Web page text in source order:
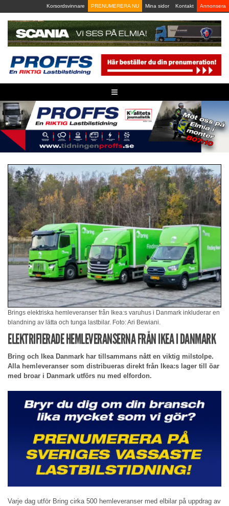
to
content
Korsordsvinnare PRENUMERERA NU Mina sidor Kontakt Annonsera
≡
Brings elektriska hemleveranser från Ikea:s varuhus i Danmark inkluderar en
blandning av lätta och tunga lastbilar. Foto: Ari Bewiani.
ELEKTRIFIERADE HEMLEVERANSERNA FRÅN IKEA I DANMARK
Bring och Ikea Danmark har tillsammans nått en viktig milstolpe.
Alla hemleveranser som distribueras direkt från Ikea:s lager till öar
med broar i Danmark utförs nu med elfordon.
Varje dag utför Bring cirka 500 hemleveranser med elbilar på uppdrag av